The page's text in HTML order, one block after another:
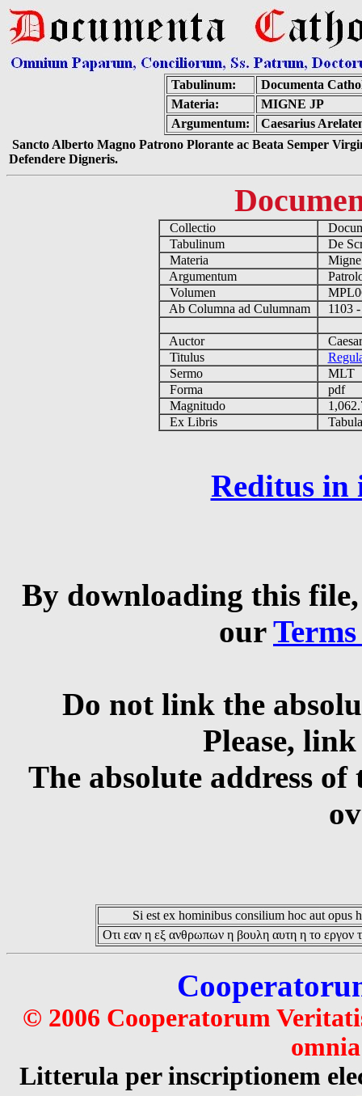
Tabulinum:
Documenta
Materia:
MIGNE JP
Argumentum:
Caesarius
Sancto Alberto Magno Patrono Plorante ac Beata Semper
Defendere Digneris.
Collectio
Tabulinum
De
Materia
Argumentum
Volumen
Ab Columna ad Culumnam
1103
Auctor
Titulus
Sermo
MLT
Forma
pdf
Magnitudo
Ex Libris
Reditus in
By downloading this
our
Do not link the
Please,
The absolute address
Si est ex hominibus consilium hoc aut opus
Οτι εαν η εξ ανθρωπων η βουλη αυτη η το εργον
© 2006 Cooperatorum
Litterula per inscriptionem